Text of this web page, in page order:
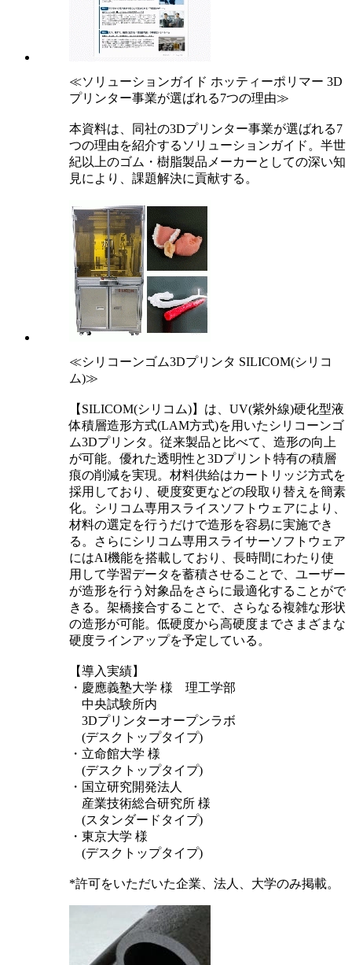
≪ソリューションガイド ホッティーポリマー 3D
プリンター事業が選ばれる7つの理由≫
本資料は、同社の3Dプリンター事業が選ばれる7
つの理由を紹介するソリューションガイド。半世
紀以上のゴム・樹脂製品メーカーとしての深い知
見により、課題解決に貢献する。
≪シリコーンゴム3Dプリンタ SILICOM(シリコ
ム)≫
【SILICOM(シリコム)】は、UV(紫外線)硬化型液
体積層造形方式(LAM方式)を用いたシリコーンゴ
ム3Dプリンタ。従来製品と比べて、造形の向上
が可能。優れた透明性と3Dプリント特有の積層
痕の削減を実現。材料供給はカートリッジ方式を
採用しており、硬度変更などの段取り替えを簡素
化。シリコム専用スライスソフトウェアにより、
材料の選定を行うだけで造形を容易に実施でき
る。さらにシリコム専用スライサーソフトウェア
にはAI機能を搭載しており、長時間にわたり使
用して学習データを蓄積させることで、ユーザー
が造形を行う対象品をさらに最適化することがで
きる。架橋接合することで、さらなる複雑な形状
の造形が可能。低硬度から高硬度までさまざまな
硬度ラインアップを予定している。
【導入実績】
・慶應義塾大学 様 理工学部
中央試験所内
3Dプリンターオープンラボ
(デスクトップタイプ)
・立命館大学 様
(デスクトップタイプ)
・国立研究開発法人
産業技術総合研究所 様
(スタンダードタイプ)
・東京大学 様
(デスクトップタイプ)
*許可をいただいた企業、法人、大学のみ掲載。